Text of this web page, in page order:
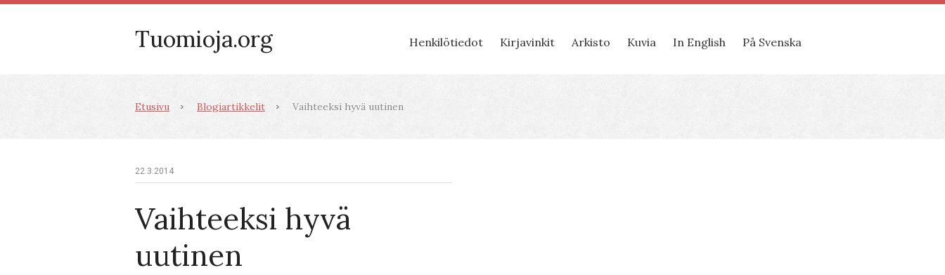
Tuomioja.org Henkilötiedot Kirjavinkit Arkisto Kuvia In English På Svenska
Etusivu Blogiartikkelit Vaihteeksi hyvä uutinen
22.3.2014
Vaihteeksi hyvä
uutinen